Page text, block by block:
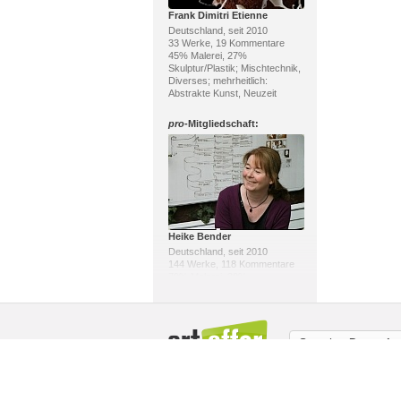
Frank Dimitri Etienne
Deutschland, seit 2010
33 Werke, 19 Kommentare
45% Malerei, 27%
Skulptur/Plastik; Mischtechnik,
Diverses; mehrheitlich:
Abstrakte Kunst, Neuzeit
pro-Mitgliedschaft:
Heike Bender
Deutschland, seit 2010
144 Werke, 118 Kommentare
Sprache: Deutsch